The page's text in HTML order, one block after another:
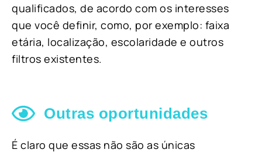
qualificados, de acordo com os interesses
que você definir, como, por exemplo: faixa
etária, localização, escolaridade e outros
filtros existentes.
Outras oportunidades
É claro que essas não são as únicas